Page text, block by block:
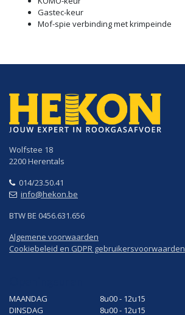
Gastec-keur
Mof-spie verbinding met krimpeinde
Wolfstee 18
2200 Herentals
014/23.50.41
info@hekon.be
BTW BE 0456.631.656
Algemene voorwaarden
Cookiebeleid en GDPR gebruikersvoorwaarden
MAANDAG
DINSDAG
8u00 - 12u15
8u00 - 12u15